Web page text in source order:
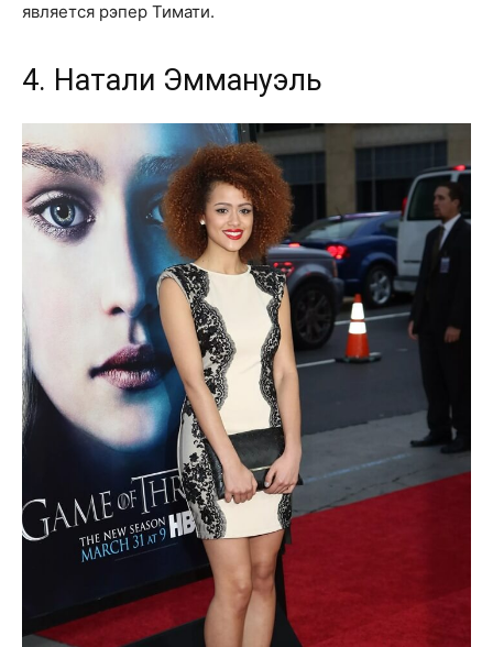
является рэпер Тимати.
4. Натали Эммануэль